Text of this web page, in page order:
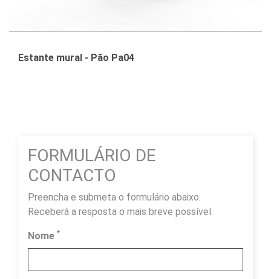
Estante mural - Pão Pa04
FORMULÁRIO DE
CONTACTO
Preencha e submeta o formulário abaixo.
Receberá a resposta o mais breve possível.
Nome *